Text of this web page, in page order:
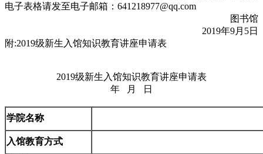
电子表格请发至电子邮箱：641218977@qq.com
图书馆
2019年9月5日
附:2019级新生入馆知识教育讲座申请表
2019级新生入馆知识教育讲座申请表
年 月 日
学院名称
入馆教育方式